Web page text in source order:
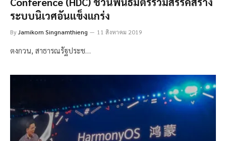
ระบบนิเวศอันแข็งแกร่ง
ByJamikorn Singnamthieng 11 สิงหาคม 2019
ตงกวน, สาธารณรัฐประช…